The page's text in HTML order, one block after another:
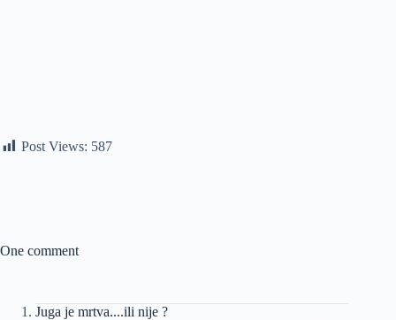
Post Views: 587
One comment
Juga je mrtva....ili nije ?